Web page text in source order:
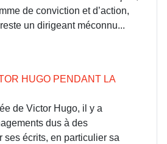
de conviction et d’action,
reste un dirigeant méconnu...
HUGO PENDANT LA
de Victor Hugo, il y a
dus à des
ses écrits, en particulier sa